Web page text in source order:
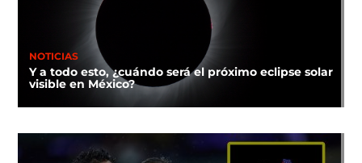
NOTICIAS
Y a todo esto, ¿cuándo será el próximo eclipse solar
visible en México?